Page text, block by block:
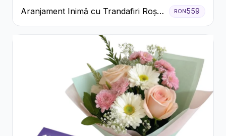
Aranjament Inimă cu Trandafiri Roșii
și Ciocolată Ferrero Rocher
RON559